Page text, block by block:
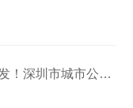
下一篇：全国首发！深圳市城市公园开放共享场景大数据报告今日重磅发布